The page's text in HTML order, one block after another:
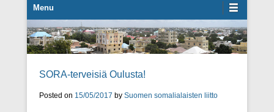
Secondary Menu
Menu
SORA-terveisiä Oulusta!
Posted on 15/05/2017 by Suomen somalialaisten liitto